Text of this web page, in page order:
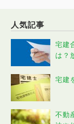
人気記事
宅建
は？
宅建
不動